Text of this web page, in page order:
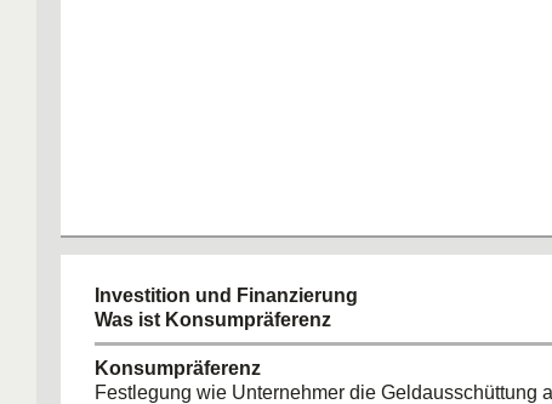
Investition und Finanzierung
Was ist Konsumpräferenz
Konsumpräferenz
Festlegung wie Unternehmer die Geldausschüttung